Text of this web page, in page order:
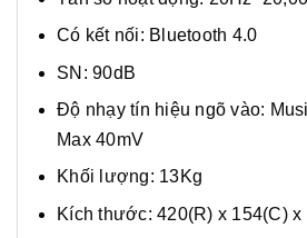
Có kết nối: Bluetooth 4.0
SN: 90dB
Độ nhạy tín hiệu ngõ vào:
Max 40mV
Khối lượng: 13Kg
Kích thước: 420(R) x 154(C) x